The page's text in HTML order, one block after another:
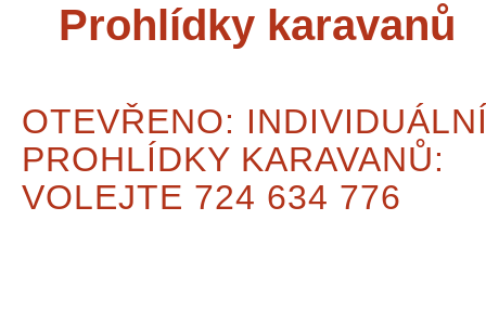
Prohlídky karavanů
OTEVŘENO:
PROHLÍDKY KARAVANŮ:
VOLEJTE 724 634 776